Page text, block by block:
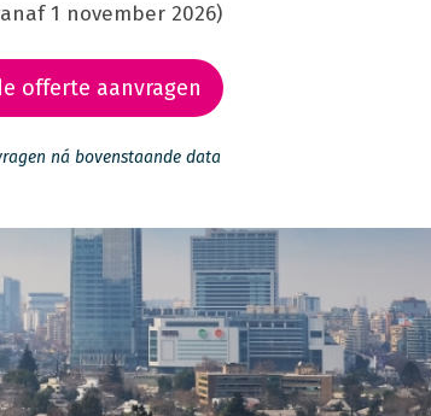
1 november 2026)
offerte aanvragen
ná bovenstaande data